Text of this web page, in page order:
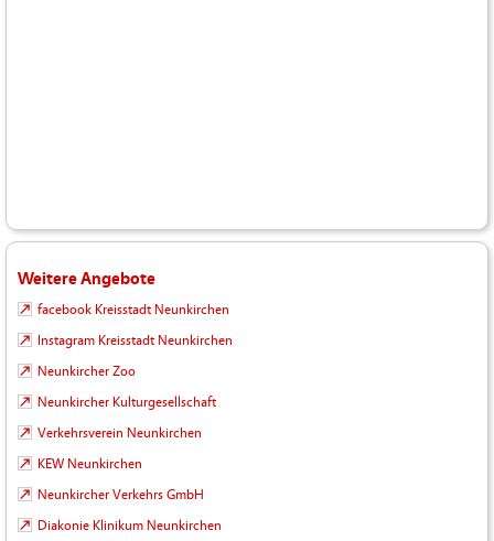
Weitere Angebote
facebook Kreisstadt Neunkirchen
Instagram Kreisstadt Neunkirchen
Neunkircher Zoo
Neunkircher Kulturgesellschaft
Verkehrsverein Neunkirchen
KEW Neunkirchen
Neunkircher Verkehrs GmbH
Diakonie Klinikum Neunkirchen